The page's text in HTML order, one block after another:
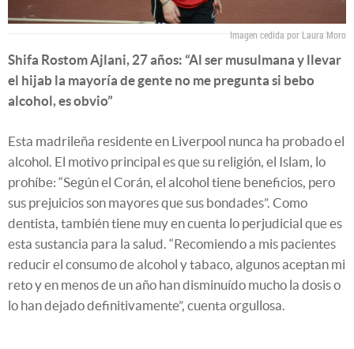
Imagen cedida por Laura Moro
Shifa Rostom Ajlani, 27 años: “Al ser musulmana y llevar
el hijab la mayoría de gente no me pregunta si bebo
alcohol, es obvio”
Esta madrileña residente en Liverpool nunca ha probado el
alcohol. El motivo principal es que su religión, el Islam, lo
prohíbe: “Según el Corán, el alcohol tiene beneficios, pero
sus prejuicios son mayores que sus bondades”. Como
dentista, también tiene muy en cuenta lo perjudicial que es
esta sustancia para la salud. “Recomiendo a mis pacientes
reducir el consumo de alcohol y tabaco, algunos aceptan mi
reto y en menos de un año han disminuído mucho la dosis o
lo han dejado definitivamente”, cuenta orgullosa.